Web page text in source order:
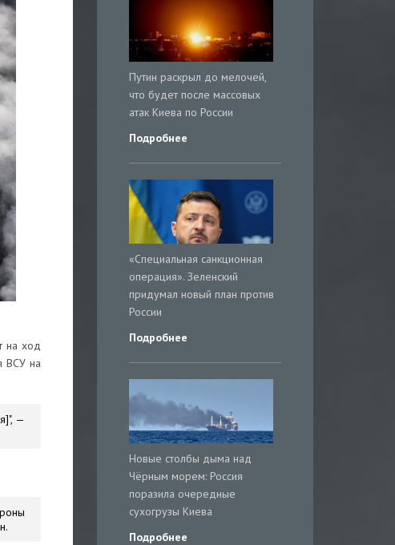
на ход
ВСУ на
—
Путин раскрыл до мелочей,
что будет после массовых
атак Киева по России
Подробнее
«Специальная санкционная
операция». Зеленский
придумал новый план против
России
Подробнее
Новые столбы дыма над
Чёрным морем: Россия
поразила очередные
сухогрузы Киева
Подробнее